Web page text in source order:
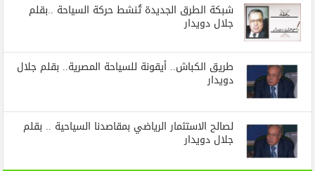
شبكة الطرق الجديدة تُنشط حركة السياحة ..بقلم
جلال دويدار
طريق الكباش.. أيقونة للسياحة المصرية.. بقلم جلال
دويدار
لصالح الاستثمار الرياضي بمقاصدنا السياحية .. بقلم
جلال دويدار